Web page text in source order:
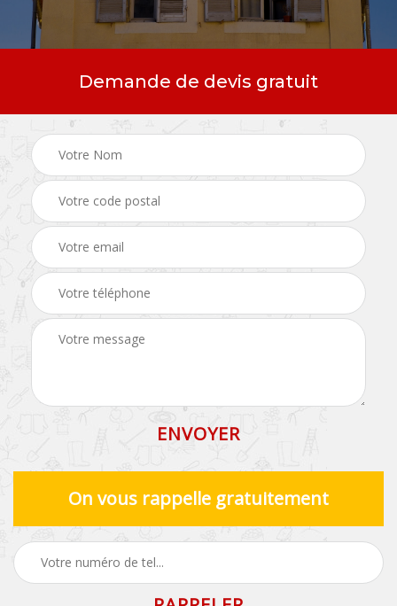
Demande de devis gratuit
On vous rappelle gratuitement